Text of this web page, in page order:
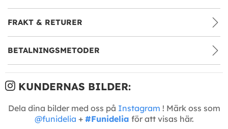
FRAKT & RETURER
BETALNINGSMETODER
KUNDERNAS BILDER:
Dela dina bilder med oss på Instagram ! Märk oss som
@funidelia + #Funidelia för att visas här.